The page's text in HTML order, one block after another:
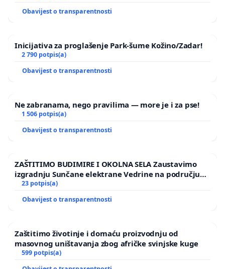
Obavijest o transparentnosti
Inicijativa za proglašenje Park-šume Kožino/Zadar!
2 790 potpis(a)
Obavijest o transparentnosti
Ne zabranama, nego pravilima — more je i za pse!
1 506 potpis(a)
Obavijest o transparentnosti
ZAŠTITIMO BUDIMIRE I OKOLNA SELA Zaustavimo
izgradnju Sunčane elektrane Vedrine na području
Ugljana
23 potpis(a)
Obavijest o transparentnosti
Zaštitimo životinje i domaću proizvodnju od
masovnog uništavanja zbog afričke svinjske kuge
599 potpis(a)